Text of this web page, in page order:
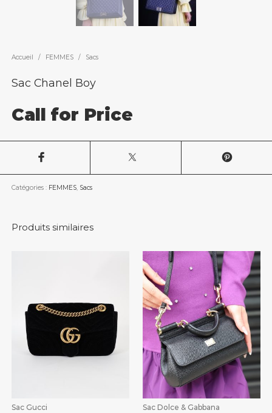
Accueil / FEMMES / Sacs
Sac Chanel Boy
Call for Price
Catégories : FEMMES, Sacs
Produits similaires
Sac Gucci
Sac Dolce & Gabbana